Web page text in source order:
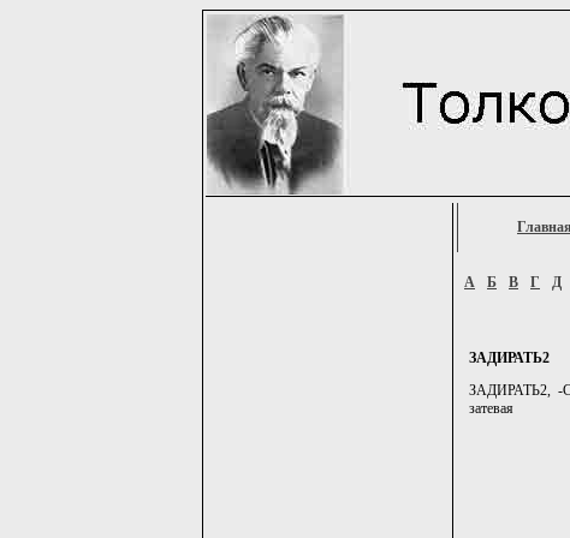
Главная
А Б В Г Д
ЗАДИРАТЬ2
ЗАДИРАТЬ2, -
затевая